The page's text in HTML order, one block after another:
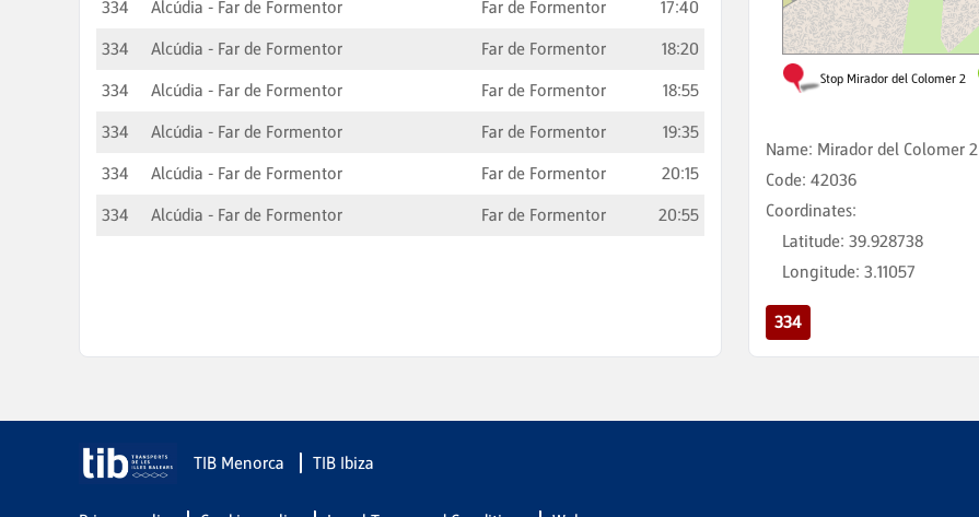
334
Alcúdia - Far de Formentor Far de Formentor
17:40
334
Alcúdia - Far de Formentor Far de Formentor
18:20
334
Alcúdia - Far de Formentor Far de Formentor
18:55
334
Alcúdia - Far de Formentor Far de Formentor
19:35
334
Alcúdia - Far de Formentor Far de Formentor
20:15
334
Alcúdia - Far de Formentor Far de Formentor 20:55
Name: Mirador del Colomer 2
Code: 42036
Coordinates:
Latitude: 39.928738
Longitude: 3.11057
334
TIB Menorca TIB Ibiza